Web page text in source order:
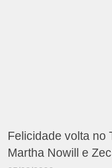
Felicidade volta no
Martha Nowill e